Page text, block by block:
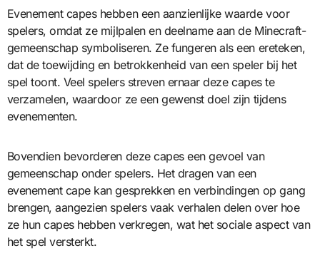
Evenement capes hebben een aanzienlijke waarde voor
spelers, omdat ze mijlpalen en deelname aan de Minecraft-
gemeenschap symboliseren. Ze fungeren als een ereteken,
dat de toewijding en betrokkenheid van een speler bij het
spel toont. Veel spelers streven ernaar deze capes te
verzamelen, waardoor ze een gewenst doel zijn tijdens
evenementen.
Bovendien bevorderen deze capes een gevoel van
gemeenschap onder spelers. Het dragen van een
evenement cape kan gesprekken en verbindingen op gang
brengen, aangezien spelers vaak verhalen delen over hoe
ze hun capes hebben verkregen, wat het sociale aspect van
het spel versterkt.